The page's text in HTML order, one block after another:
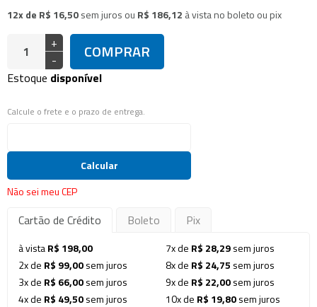
12x de R$ 16,50sem juros ou R$ 186,12 à vista no boleto ou pix
+
-
COMPRAR
Estoque disponível
Calcule o frete e o prazo de entrega.
Calcular
Não sei meu CEP
Cartão de Crédito Boleto Pix
à vistaR$ 198,00
2x de R$ 99,00sem juros
3x de R$ 66,00sem juros
4x de R$ 49,50sem juros
7x de R$ 28,29sem juros
8x de R$ 24,75 sem juros
9x de R$ 22,00sem juros
10x de R$ 19,80sem juros